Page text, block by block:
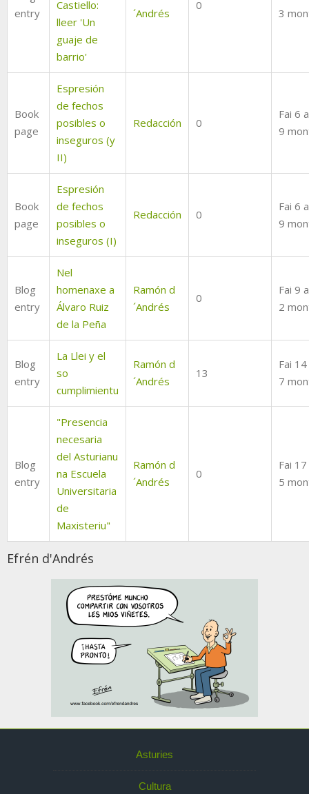
entry
Castiello:
lleer 'Un
guaje de
barrio'
´Andrés
0
3
Book
page
Espresión
de fechos
posibles o
inseguros (y
II)
Redacción 0
Fai 6
9
Book
page
Espresión
de fechos
posibles o
inseguros (I)
Redacción 0
Fai 6
9
Blog
entry
Nel
homenaxe a
Álvaro Ruiz
de la Peña
Ramón d
´Andrés
0
Fai 9
2
Blog
entry
La Llei y el
so
cumplimientu
Ramón d
´Andrés
13
Fai
7
Blog
entry
"Presencia
necesaria
del Asturianu
na Escuela
Universitaria
de
Maxisteriu"
Ramón d
´Andrés
0
Fai
5
Efrén d'Andrés
Asturies
Cultura